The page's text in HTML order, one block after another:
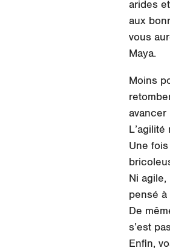
arides
aux
vous
Maya.
Moins
avancer
Une
Ni
pensé à
De
s’est
Enfin,